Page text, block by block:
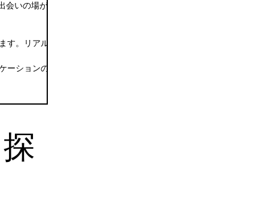
会いの場がどのようなものかを事前に知ることができます。「宮城
。リアルでの出会いのチャンスを増やし、さらに深い交友関係を
ションの機会を探している場合に、最適な選択肢となるでしょう